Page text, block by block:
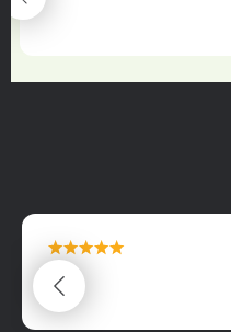
22.06.2025
maximální spokojenost
22.06.2025